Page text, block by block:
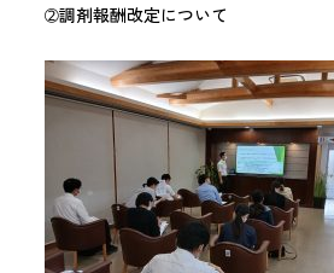
➁調剤報酬改定について